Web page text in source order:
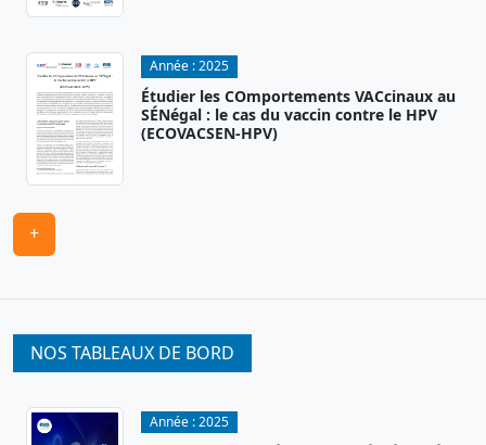
Année :2025
Étudier les COmportements VACcinaux au
SÉNégal : le cas du vaccin contre le HPV
(ECOVACSEN-HPV)
+
NOS TABLEAUX DE BORD
Année :2025